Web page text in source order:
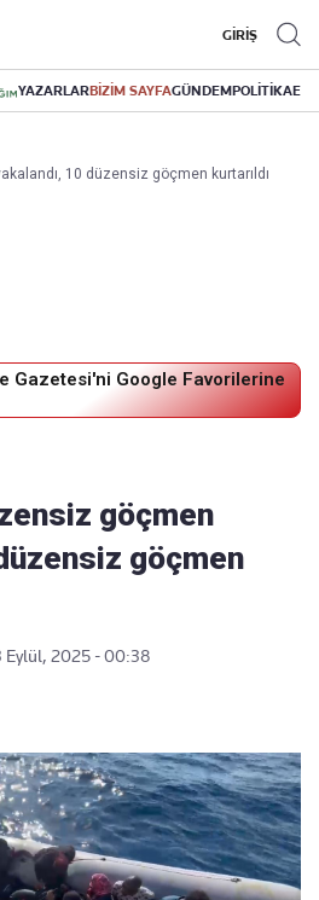
GİRİŞ
YAZARLARBİZİM SAYFAGÜNDEMPOLİTİKA
10 düzensiz göçmen kurtarıldı
Gazetesi'ni Google Favorilerine
göçmen
göçmen
Eylül, 2025 - 00:38